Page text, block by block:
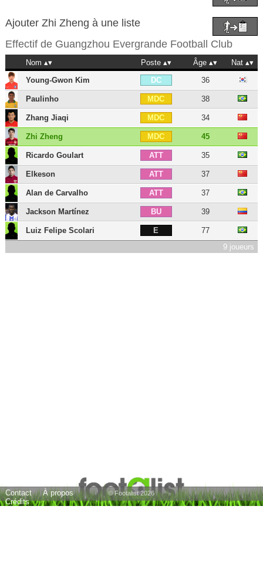
Ajouter Zhi Zheng à une liste
Effectif de Guangzhou Evergrande Football Club
Nom Poste Âge
Nat
Young-Gwon Kim
DC 36
Paulinho MDC 38
Zhang Jiaqi MDC 34
Zhi Zheng MDC 45
Ricardo Goulart ATT 35
Elkeson ATT 37
Alan de Carvalho ATT 37
Jackson Martínez BU 39
Luiz Felipe Scolari E
77
9 joueurs
Contact
À propos
Crédits
© Footalist 2026